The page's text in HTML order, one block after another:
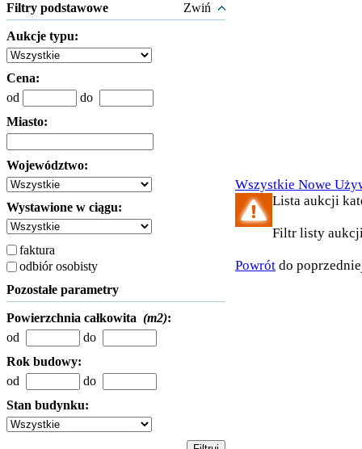
Filtry podstawowe Zwiń
Aukcje typu:
Cena:
od
do
Miasto:
Województwo:
Wystawione w ciągu:
faktura
odbiór osobisty
Pozostałe parametry
Powierzchnia całkowita (m2):
od
do
Rok budowy:
od
do
Stan budynku:
Wszystkie Nowe
Lista aukcji
Filtr listy
Powrót do